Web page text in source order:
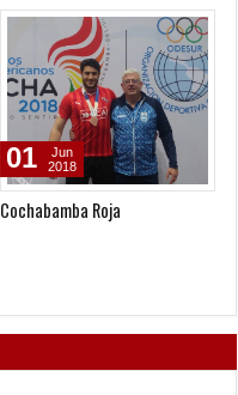
Cochabamba Roja
01
Jun
2018